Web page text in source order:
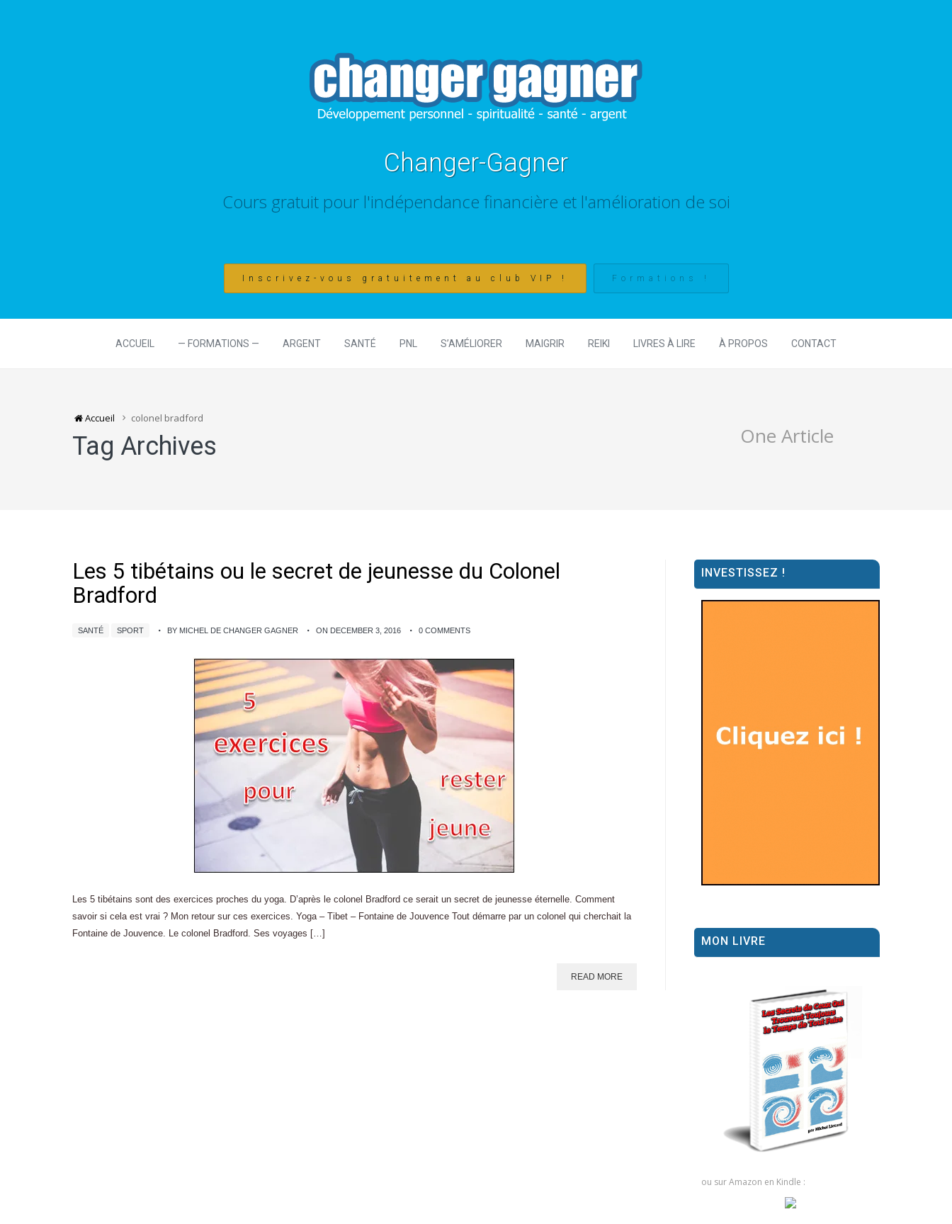
Changer-Gagner
Cours gratuit pour l'indépendance financière et l'amélioration de soi
Inscrivez-vous gratuitement au club VIP ! Formations !
ACCUEIL — FORMATIONS — ARGENT SANTÉ PNL S’AMÉLIORER MAIGRIR REIKI LIVRES À LIRE À PROPOS CONTACT
Accueil colonel bradford
Tag Archives One Article
Les 5 tibétains ou le secret de jeunesse du Colonel
Bradford
SANTÉ SPORT BY MICHEL DE CHANGER GAGNER ON DECEMBER 3, 2016 0 COMMENTS
Les 5 tibétains sont des exercices proches du yoga. D’après le colonel Bradford ce serait un secret de jeunesse éternelle. Comment
savoir si cela est vrai ? Mon retour sur ces exercices. Yoga – Tibet – Fontaine de Jouvence Tout démarre par un colonel qui cherchait la
Fontaine de Jouvence. Le colonel Bradford. Ses voyages […]
READ MORE
INVESTISSEZ !
MON LIVRE
ou sur Amazon en Kindle :